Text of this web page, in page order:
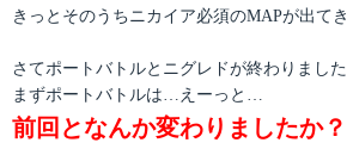
きっとそのうちニカイア必須のMAPが出て
さてポートバトルとニグレドが終わりまし
まずポートバトルは…えーっと…
前回となんか変わりましたか